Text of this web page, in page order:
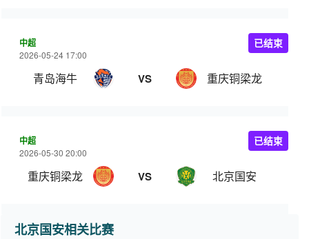
中超
2026-05-24 17:00
青岛海牛 VS 重庆铜梁龙
已结束
中超
2026-05-30 20:00
重庆铜梁龙 VS 北京国安
已结束
北京国安相关比赛